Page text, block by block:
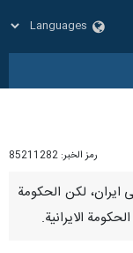
رمز الخبر: 85211282
ايران، لكن الحكومة
الايرانية.